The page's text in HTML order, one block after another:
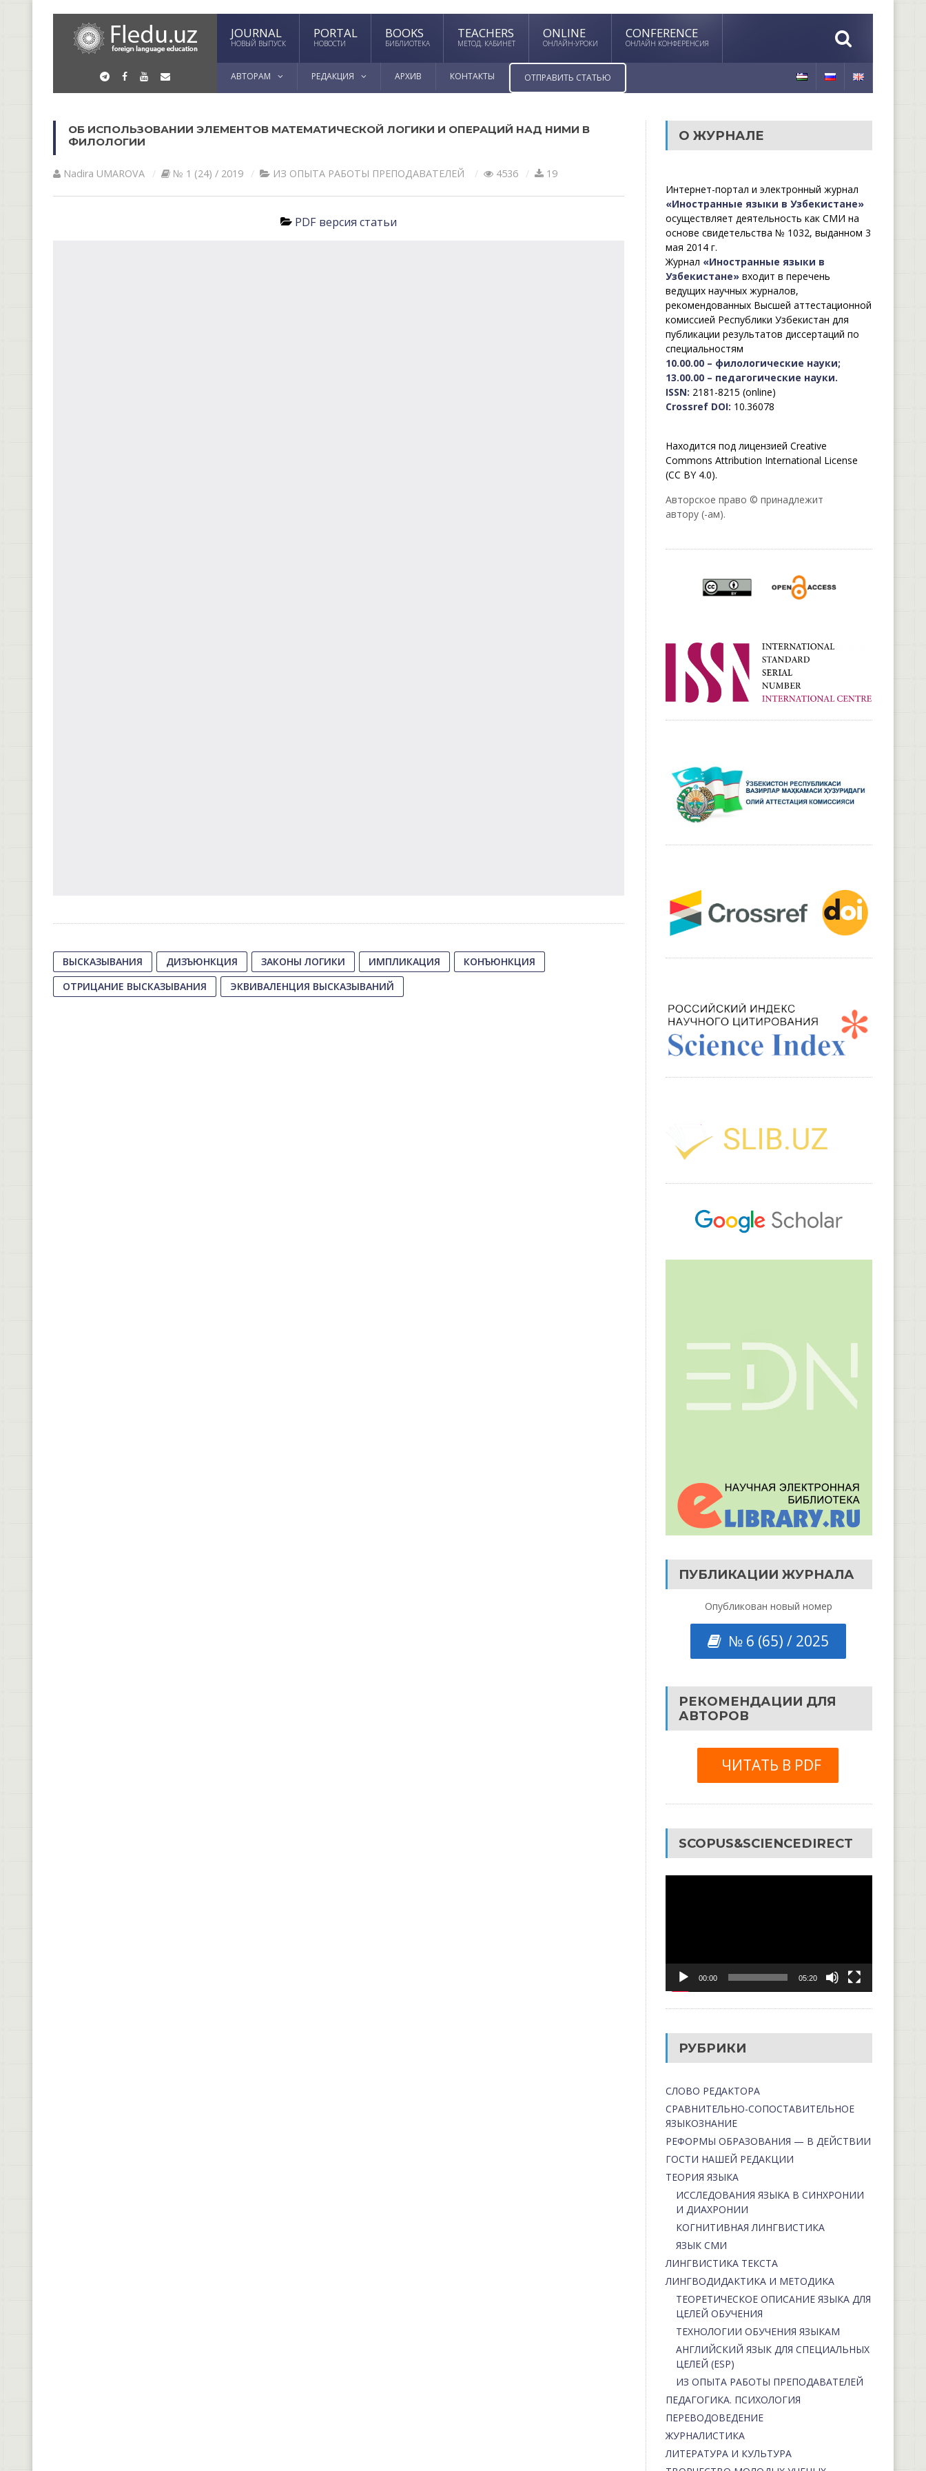
JOURNAL
НОВЫЙ ВЫПУСК
PORTAL
НОВОСТИ
BOOKS
БИБЛИОТЕКА
TEACHERS
МЕТОД. КАБИНЕТ
ONLINE
ОНЛАЙН-УРОКИ
CONFERENCE
ОНЛАЙН КОНФЕРЕНСИЯ
АВТОРАМ РЕДАКЦИЯ АРХИВ КОНТАКТЫ ОТПРАВИТЬ СТАТЬЮ
ОБ ИСПОЛЬЗОВАНИИ ЭЛЕМЕНТОВ МАТЕМАТИЧЕСКОЙ ЛОГИКИ И ОПЕРАЦИЙ НАД НИМИ В
ФИЛОЛОГИИ
Nadira UMАROVА № 1 (24) / 2019 ИЗ ОПЫТА РАБОТЫ ПРЕПОДАВАТЕЛЕЙ 4536 19
PDF версия статьи
ВЫСКАЗЫВАНИЯ ДИЗЪЮНКЦИЯ ЗАКОНЫ ЛОГИКИ ИМПЛИКАЦИЯ
КОНЪЮНКЦИЯ
ОТРИЦАНИЕ ВЫСКАЗЫВАНИЯ
ЭКВИВАЛЕНЦИЯ ВЫСКАЗЫВАНИЙ
О ЖУРНАЛЕ
Интернет-портал и электронный журнал
«Иностранные языки в Узбекистане»
осуществляет деятельность как СМИ на
основе свидетельства № 1032, выданном 3
мая 2014 г.
Журнал «Иностранные языки в
Узбекистане»входит в перечень
ведущих научных журналов,
рекомендованных Высшей аттестационной
комиссией Республики Узбекистан для
публикации результатов диссертаций по
специальностям
10.00.00 – филологические науки;
13.00.00 – педагогические науки.
ISSN: 2181-8215 (online)
Crossref DOI: 10.36078
Находится под лицензией Creative
Commons Attribution International License
(CC BY 4.0).
Авторское право © принадлежит
автору (-ам).
ПУБЛИКАЦИИ ЖУРНАЛА
Опубликован новый номер
№ 6 (65) / 2025
РЕКОМЕНДАЦИИ ДЛЯ
АВТОРОВ
ЧИТАТЬ В PDF
SCOPUS&SCIENCEDIRECT
00:00 05:20
РУБРИКИ
СЛОВО РЕДАКТОРА
СРАВНИТЕЛЬНО-СОПОСТАВИТЕЛЬНОЕ
ЯЗЫКОЗНАНИЕ
РЕФОРМЫ ОБРАЗОВАНИЯ — В ДЕЙСТВИИ
ГОСТИ НАШЕЙ РЕДАКЦИИ
ТЕОРИЯ ЯЗЫКА
ИССЛЕДОВАНИЯ ЯЗЫКА В СИНХРОНИИ
И ДИАХРОНИИ
КОГНИТИВНАЯ ЛИНГВИСТИКА
ЯЗЫК СМИ
ЛИНГВИСТИКА ТЕКСТА
ЛИНГВОДИДАКТИКА И МЕТОДИКА
ТЕОРЕТИЧЕСКОЕ ОПИСАНИЕ ЯЗЫКА ДЛЯ
ЦЕЛЕЙ ОБУЧЕНИЯ
ТЕХНОЛОГИИ ОБУЧЕНИЯ ЯЗЫКАМ
АНГЛИЙСКИЙ ЯЗЫК ДЛЯ СПЕЦИАЛЬНЫХ
ЦЕЛЕЙ (ESP)
ИЗ ОПЫТА РАБОТЫ ПРЕПОДАВАТЕЛЕЙ
ПЕДАГОГИКА. ПСИХОЛОГИЯ
ПЕРЕВОДОВЕДЕНИЕ
ЖУРНАЛИСТИКА
ЛИТЕРАТУРА И КУЛЬТУРА